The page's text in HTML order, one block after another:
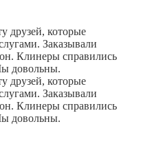
друзей, которые
Заказывали
Клинеры справились
довольны.
друзей, которые
Заказывали
Клинеры справились
довольны.